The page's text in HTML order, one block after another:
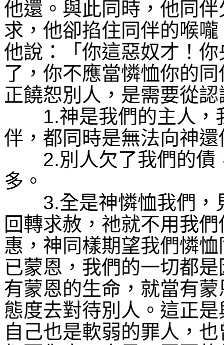
他還。與此同時，他同
求，他卻掐住同伴的喉
他說：「你這惡奴才！
了，你不應當憐恤你的
正饒恕別人，是需要從
1.神是我們的主人，
伴，都同時是無法向神還
2.別人欠了我們的
多。
3.全是神憐恤我們，
回轉求赦，祂就不用我
惠，神同樣期望我們憐
已蒙恩，我們的一切都
有蒙恩的生命，就當有
態度去對待別人。這正
自己也是軟弱的罪人，